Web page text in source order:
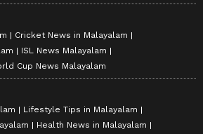
Cricket News in Malayalam
ISL News Malayalam
Cup News Malayalam
Lifestyle Tips in Malayalam
Health News in Malayalam